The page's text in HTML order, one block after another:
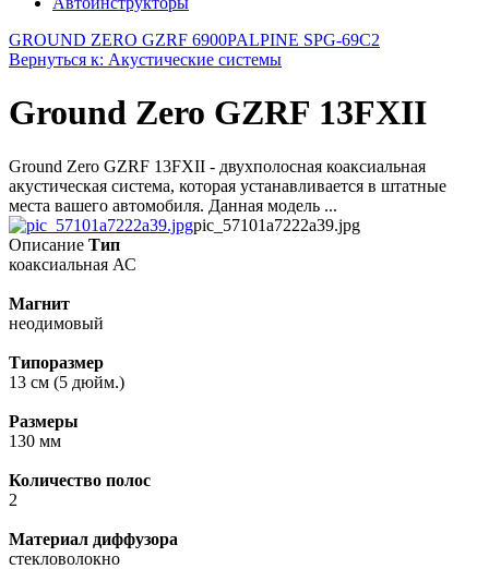
GROUND ZERO GZRF 6900PALPINE SPG-69C2
Вернуться к: Акустические системы
Ground Zero GZRF 13FXII
Ground Zero GZRF 13FXII - двухполосная коаксиальная
акустическая система, которая устанавливается в штатные
места вашего автомобиля. Данная модель ...
pic_57101a7222a39.jpg
Описание Тип
коаксиальная АС
Магнит
неодимовый
Типоразмер
13 см (5 дюйм.)
Размеры
130 мм
Количество полос
2
Материал диффузора
стекловолокно